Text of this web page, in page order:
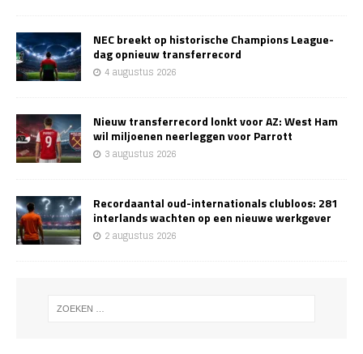
NEC breekt op historische Champions League-
dag opnieuw transferrecord
4 augustus 2026
Nieuw transferrecord lonkt voor AZ: West Ham
wil miljoenen neerleggen voor Parrott
3 augustus 2026
Recordaantal oud-internationals clubloos: 281
interlands wachten op een nieuwe werkgever
2 augustus 2026